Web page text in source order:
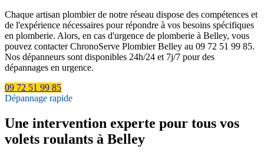
Chaque artisan plombier de notre réseau dispose des compétences et
de l'expérience nécessaires pour répondre à vos besoins spécifiques
en plomberie. Alors, en cas d'urgence de plomberie à Belley, vous
pouvez contacter ChronoServe Plombier Belley au 09 72 51 99 85.
Nos dépanneurs sont disponibles 24h/24 et 7j/7 pour des
dépannages en urgence.
09 72 51 99 85
Dépannage rapide
Une intervention experte pour tous vos
volets roulants à Belley